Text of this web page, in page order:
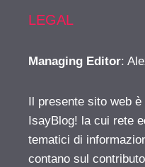
LEGAL
Managing Editor:
Il presente sito web
IsayBlog! la cui rete
tematici di
contano sul